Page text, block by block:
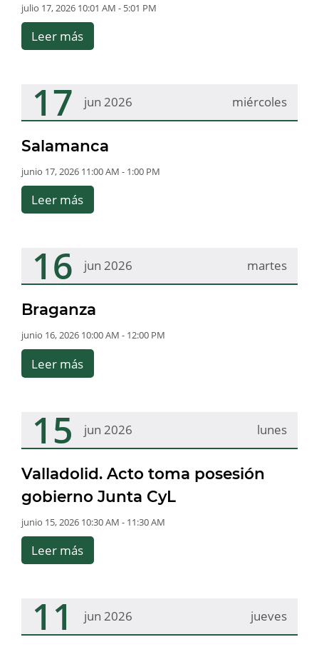
julio 17, 2026 10:01 AM - 5:01 PM
Leer más
miércoles
17 jun 2026
Salamanca
junio 17, 2026 11:00 AM - 1:00 PM
Leer más
martes
16 jun 2026
Braganza
junio 16, 2026 10:00 AM - 12:00 PM
Leer más
lunes
15 jun 2026
Valladolid. Acto toma posesión
gobierno Junta CyL
junio 15, 2026 10:30 AM - 11:30 AM
Leer más
jueves
11 jun 2026